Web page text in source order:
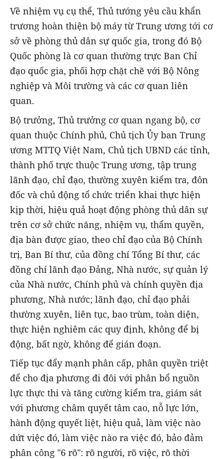
Về nhiệm vụ cụ thể, Thủ tướng yêu cầu khẩn
trương hoàn thiện bộ máy từ Trung ương tới cơ
sở về phòng thủ dân sự quốc gia, trong đó Bộ
Quốc phòng là cơ quan thường trực Ban Chỉ
đạo quốc gia, phối hợp chặt chẽ với Bộ Nông
nghiệp và Môi trường và các cơ quan liên
quan.
Bộ trưởng, Thủ trưởng cơ quan ngang bộ, cơ
quan thuộc Chính phủ, Chủ tịch Ủy ban Trung
ương MTTQ Việt Nam, Chủ tịch UBND các tỉnh,
thành phố trực thuộc Trung ương, tập trung
lãnh đạo, chỉ đạo, thường xuyên kiểm tra, đôn
đốc và chủ động tổ chức triển khai thực hiện
kịp thời, hiệu quả hoạt động phòng thủ dân sự
trên cơ sở chức năng, nhiệm vụ, thẩm quyền,
địa bàn được giao, theo chỉ đạo của Bộ Chính
trị, Ban Bí thư, của đồng chí Tổng Bí thư, các
đồng chí lãnh đạo Đảng, Nhà nước, sự quản lý
của Nhà nước, Chính phủ và chính quyền địa
phương, Nhà nước; lãnh đạo, chỉ đạo phải
thường xuyên, liên tục, bao trùm, toàn diện,
thực hiện nghiêm các quy định, không để bị
động, bất ngờ, không để gián đoạn.
Tiếp tục đẩy mạnh phân cấp, phân quyền triệt
để cho địa phương đi đôi với phân bổ nguồn
lực thực thi và tăng cường kiểm tra, giám sát
với phương châm quyết tâm cao, nỗ lực lớn,
hành động quyết liệt, hiệu quả, làm việc nào
dứt việc đó, làm việc nào ra việc đó, bảo đảm
phân công "6 rõ": rõ người, rõ việc, rõ thời